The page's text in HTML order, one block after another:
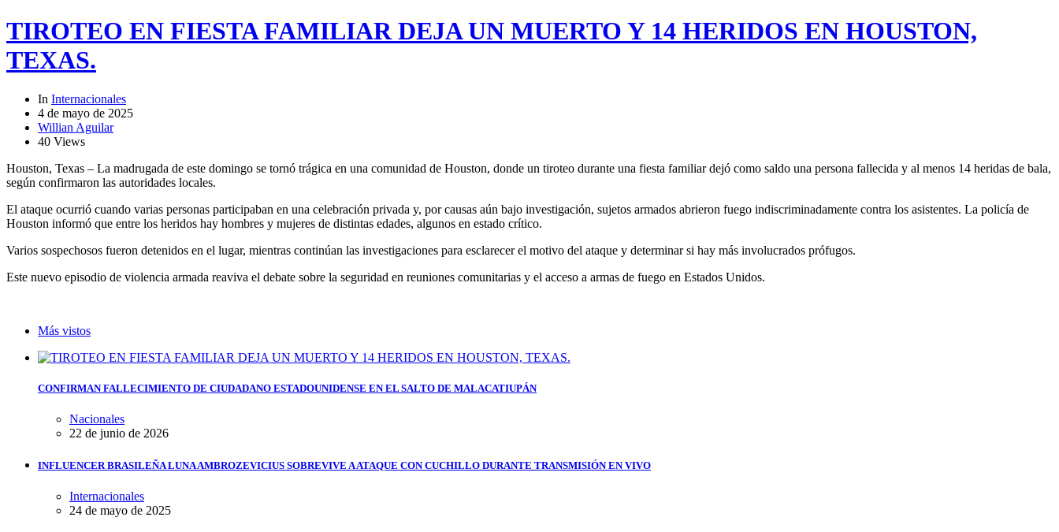
TIROTEO EN FIESTA FAMILIAR DEJA UN MUERTO Y 14 HERIDOS EN HOUSTON,
TEXAS.
In Internacionales
4 de mayo de 2025
Willian Aguilar
40 Views
Houston, Texas – La madrugada de este domingo se tornó trágica en una comunidad de Houston, donde un tiroteo durante una fiesta familiar dejó como saldo una persona fallecida y al menos 14 heridas de bala,
según confirmaron las autoridades locales.
El ataque ocurrió cuando varias personas participaban en una celebración privada y, por causas aún bajo investigación, sujetos armados abrieron fuego indiscriminadamente contra los asistentes. La policía de
Houston informó que entre los heridos hay hombres y mujeres de distintas edades, algunos en estado crítico.
Varios sospechosos fueron detenidos en el lugar, mientras continúan las investigaciones para esclarecer el motivo del ataque y determinar si hay más involucrados prófugos.
Este nuevo episodio de violencia armada reaviva el debate sobre la seguridad en reuniones comunitarias y el acceso a armas de fuego en Estados Unidos.
Más vistos
CONFIRMAN FALLECIMIENTO DE CIUDADANO ESTADOUNIDENSE EN EL SALTO DE MALACATIUPÁN
Nacionales
22 de junio de 2026
INFLUENCER BRASILEÑA LUNA AMBROZEVICIUS SOBREVIVE A ATAQUE CON CUCHILLO DURANTE TRANSMISIÓN EN VIVO
Internacionales
24 de mayo de 2025